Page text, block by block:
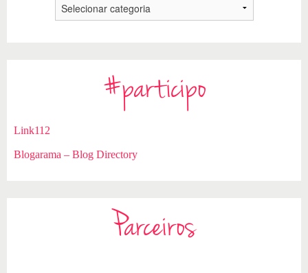
#participo
Link112
Blogarama – Blog Directory
Parceiros